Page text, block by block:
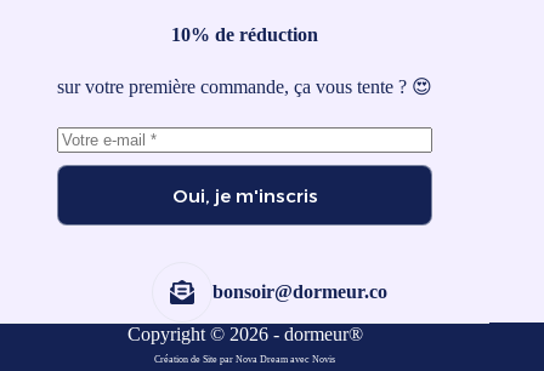
10% de réduction
sur votre première commande, ça vous tente ? 😍
Oui, je m'inscris
bonsoir@dormeur.co
Copyright © 2026 - dormeur®
Création de Site par Nova Dream avecNovis